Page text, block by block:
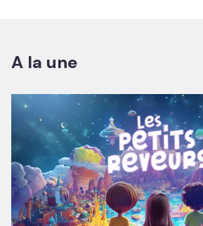
A la une